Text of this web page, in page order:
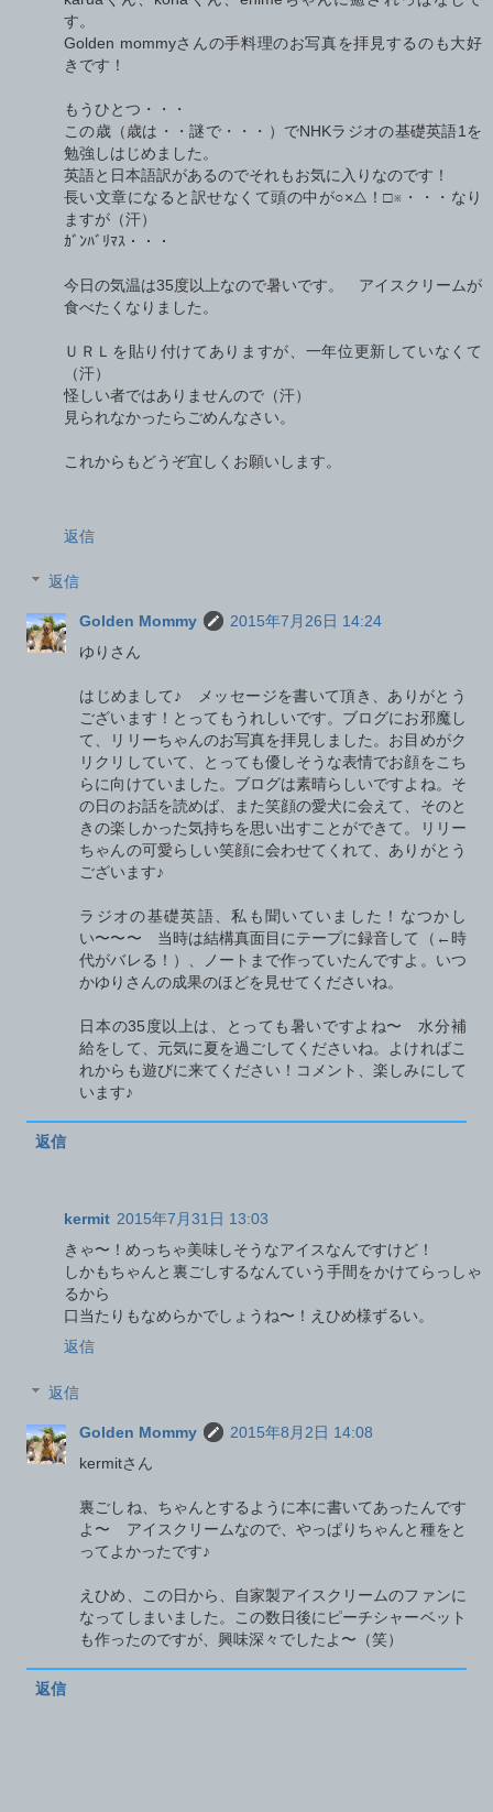
す。
Golden mommyさんの手料理のお写真を拝見するのも大好
きです！
もうひとつ・・・
この歳（歳は・・謎で・・・）でNHKラジオの基礎英語1を
勉強しはじめました。
英語と日本語訳があるのでそれもお気に入りなのです！
長い文章になると訳せなくて頭の中が○×△！□※・・・なり
ますが（汗）
ｶﾞﾝﾊﾞﾘﾏｽ・・・
今日の気温は35度以上なので暑いです。 アイスクリームが
食べたくなりました。
ＵＲＬを貼り付けてありますが、一年位更新していなくて
（汗）
怪しい者ではありませんので（汗）
見られなかったらごめんなさい。
これからもどうぞ宜しくお願いします。
返信
返信
Golden Mommy
2015年7月26日 14:24
ゆりさん
はじめまして♪ メッセージを書いて頂き、ありがとう
ございます！とってもうれしいです。ブログにお邪魔し
て、リリーちゃんのお写真を拝見しました。お目めがク
リクリしていて、とっても優しそうな表情でお顔をこち
らに向けていました。ブログは素晴らしいですよね。そ
の日のお話を読めば、また笑顔の愛犬に会えて、そのと
きの楽しかった気持ちを思い出すことができて。リリー
ちゃんの可愛らしい笑顔に会わせてくれて、ありがとう
ございます♪
ラジオの基礎英語、私も聞いていました！なつかし
い〜〜〜 当時は結構真面目にテープに録音して（←時
代がバレる！）、ノートまで作っていたんですよ。いつ
かゆりさんの成果のほどを見せてくださいね。
日本の35度以上は、とっても暑いですよね〜 水分補
給をして、元気に夏を過ごしてくださいね。よければこ
れからも遊びに来てください！コメント、楽しみにして
います♪
返信
kermit 2015年7月31日 13:03
きゃ〜！めっちゃ美味しそうなアイスなんですけど！
しかもちゃんと裏ごしするなんていう手間をかけてらっしゃ
るから
口当たりもなめらかでしょうね〜！えひめ様ずるい。
返信
返信
Golden Mommy
2015年8月2日 14:08
kermitさん
裏ごしね、ちゃんとするように本に書いてあったんです
よ〜 アイスクリームなので、やっぱりちゃんと種をと
ってよかったです♪
えひめ、この日から、自家製アイスクリームのファンに
なってしまいました。この数日後にピーチシャーベット
も作ったのですが、興味深々でしたよ〜（笑）
返信